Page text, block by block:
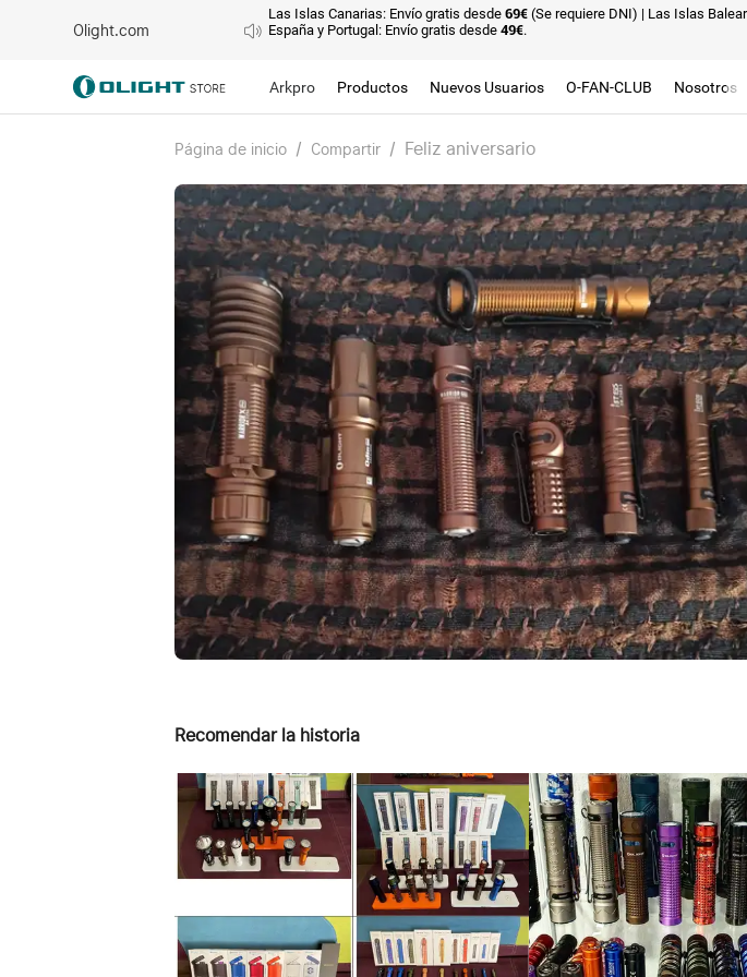
Olight.com
Las Islas Canarias: Envío gratis desde 69€ (Se requiere DNI) | Las Islas
España y Portugal: Envío gratis desde 49€.
Arkpro Productos Nuevos Usuarios O-FAN-CLUB Nosotros
Página de inicio / Compartir / Feliz aniversario
Recomendar la historia